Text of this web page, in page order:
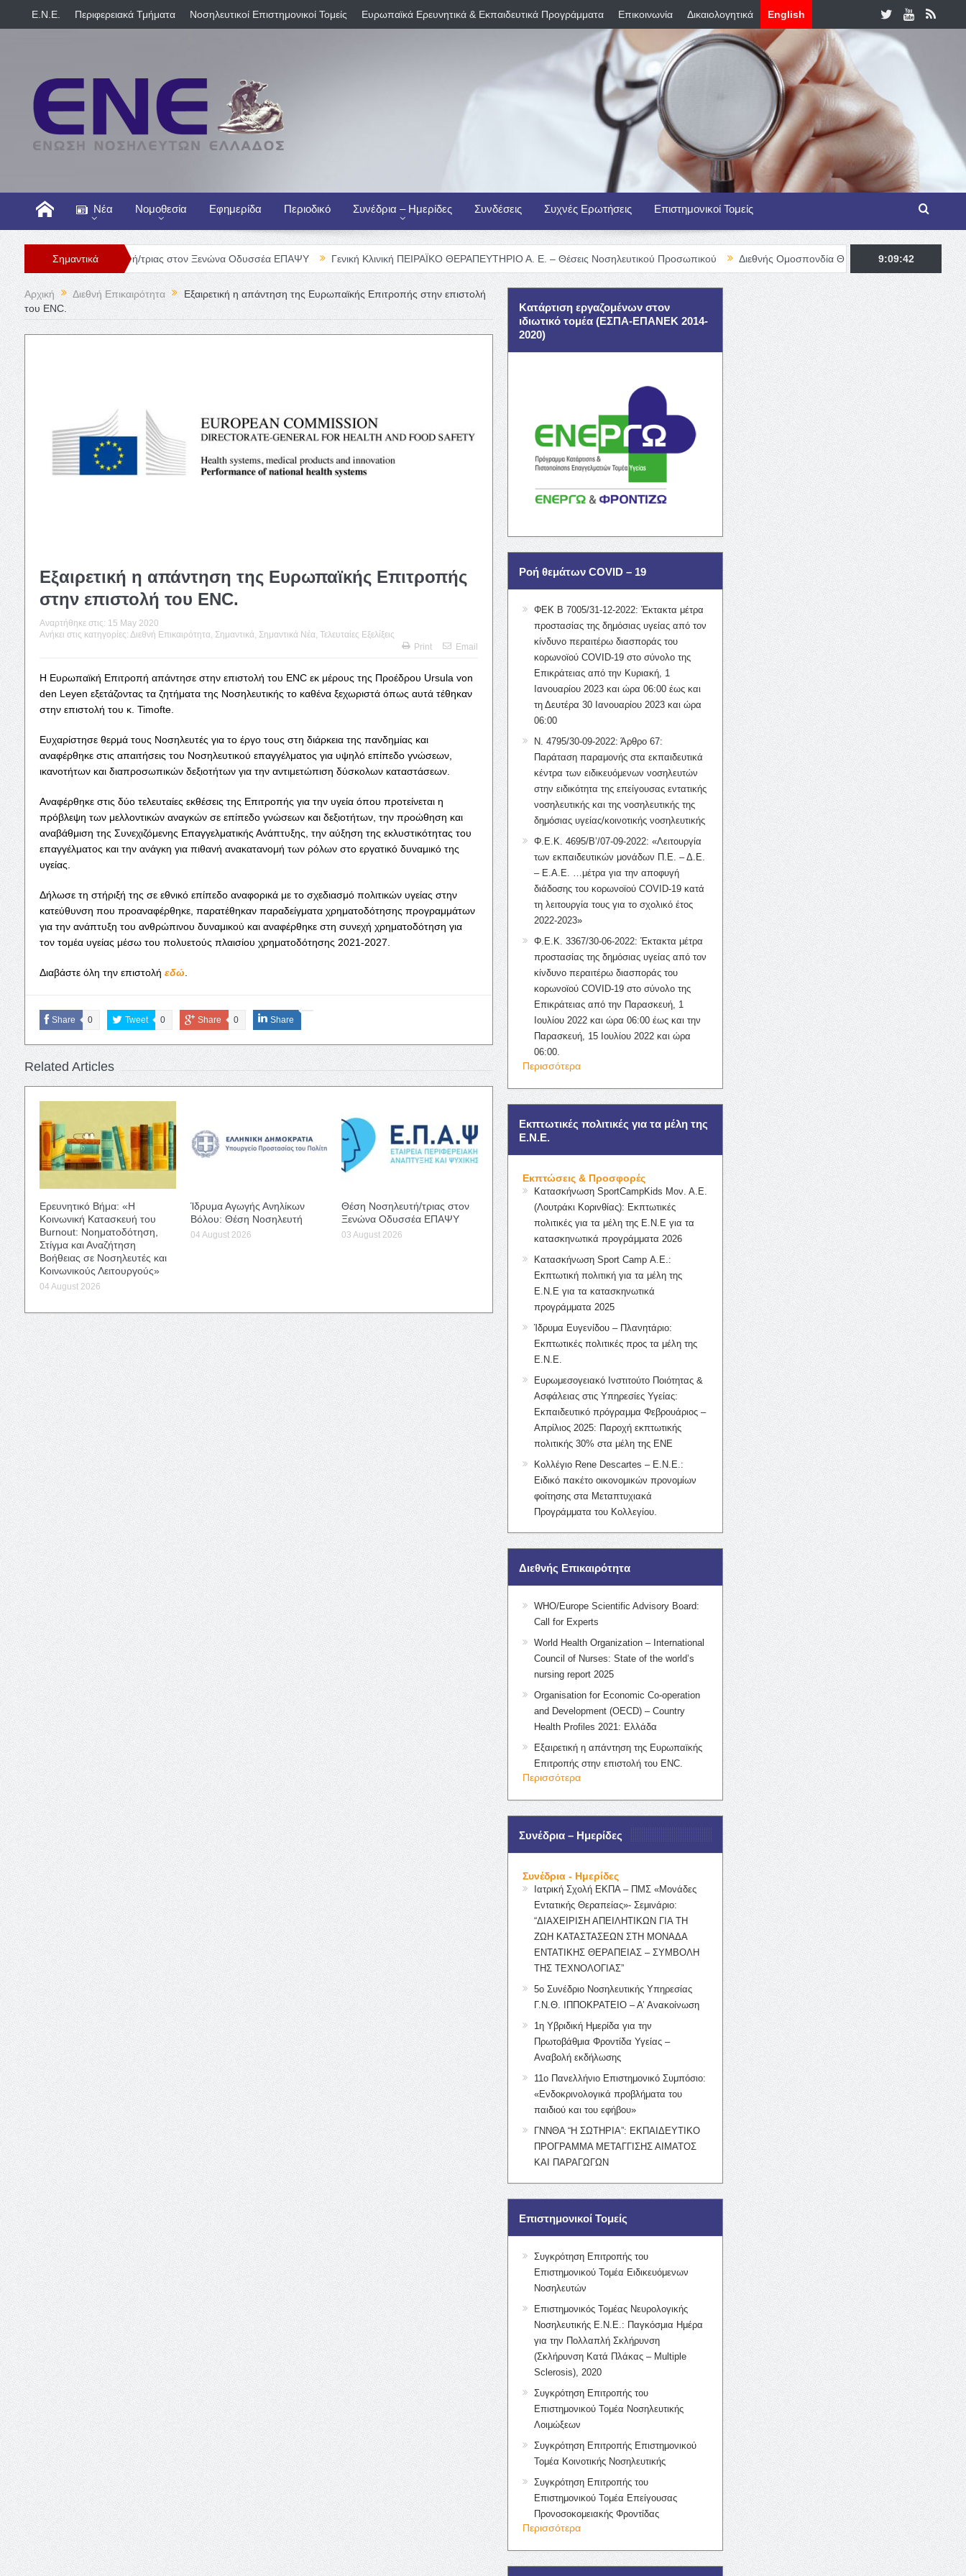
E.N.E. Περιφερειακά Τμήματα Νοσηλευτικοί Επιστημονικοί Τομείς Ευρωπαϊκά Ερευνητικά & Εκπαιδευτικά Προγράμματα Επικοινωνία Δικαιολογητικά English
Νέα Νομοθεσία Εφημερίδα Περιοδικό Συνέδρια – Ημερίδες Συνδέσεις Συχνές Ερωτήσεις Επιστημονικοί Τομείς
Σημαντικά
Νοσηλευτή/τριας στον Ξενώνα Οδυσσέα ΕΠΑΨΥ Γενική Κλινική ΠΕΙΡΑΪΚΟ ΘΕΡΑΠΕΥΤΗΡΙΟ Α. Ε. – Θέσεις Νοσηλευτικού Προσωπικού Διεθνής Ομοσπονδία Θαλασσαιμίας – TIF Fellowship
9:09:43
Αρχική Διεθνή Επικαιρότητα
Εξαιρετική η απάντηση της Ευρωπαϊκής Επιτροπής στην επιστολή
του ENC.
Εξαιρετική η απάντηση της Ευρωπαϊκής Επιτροπής
στην επιστολή του ENC.
Αναρτήθηκε στις: 15 May 2020
Ανήκει στις κατηγορίες: Διεθνή Επικαιρότητα Σημαντικά Σημαντικά Νέα Τελευταίες Εξελίξεις
Print
Email
Η Ευρωπαϊκή Επιτροπή απάντησε στην επιστολή του ENC εκ μέρους της Προέδρου Ursula von
den Leyen εξετάζοντας τα ζητήματα της Νοσηλευτικής το καθένα ξεχωριστά όπως αυτά τέθηκαν
στην επιστολή του κ. Timofte.
Ευχαρίστησε θερμά τους Νοσηλευτές για το έργο τους στη διάρκεια της πανδημίας και
αναφέρθηκε στις απαιτήσεις του Νοσηλευτικού επαγγέλματος για υψηλό επίπεδο γνώσεων,
ικανοτήτων και διαπροσωπικών δεξιοτήτων για την αντιμετώπιση δύσκολων καταστάσεων.
Αναφέρθηκε στις δύο τελευταίες εκθέσεις της Επιτροπής για την υγεία όπου προτείνεται η
πρόβλεψη των μελλοντικών αναγκών σε επίπεδο γνώσεων και δεξιοτήτων, την προώθηση και
αναβάθμιση της Συνεχιζόμενης Επαγγελματικής Ανάπτυξης, την αύξηση της εκλυστικότητας του
επαγγέλματος και την ανάγκη για πιθανή ανακατανομή των ρόλων στο εργατικό δυναμικό της
υγείας.
Δήλωσε τη στήριξή της σε εθνικό επίπεδο αναφορικά με το σχεδιασμό πολιτικών υγείας στην
κατεύθυνση που προαναφέρθηκε, παρατέθηκαν παραδείγματα χρηματοδότησης προγραμμάτων
για την ανάπτυξη του ανθρώπινου δυναμικού και αναφέρθηκε στη συνεχή χρηματοδότηση για
τον τομέα υγείας μέσω του πολυετούς πλαισίου χρηματοδότησης 2021-2027.
Διαβάστε όλη την επιστολή εδώ.
Share 0 Tweet 0 Share 0 Share
Related Articles
Ερευνητικό Βήμα: «Η
Κοινωνική Κατασκευή του
Burnout: Νοηματοδότηση,
Στίγμα και Αναζήτηση
Βοήθειας σε Νοσηλευτές και
Κοινωνικούς Λειτουργούς»
04 August 2026
Ίδρυμα Αγωγής Ανηλίκων
Βόλου: Θέση Νοσηλευτή
04 August 2026
Θέση Νοσηλευτή/τριας στον
Ξενώνα Οδυσσέα ΕΠΑΨΥ
03 August 2026
Κατάρτιση εργαζομένων στον
ιδιωτικό τομέα (ΕΣΠΑ-ΕΠΑΝΕΚ 2014-
2020)
Ροή θεμάτων COVID – 19
ΦΕΚ Β 7005/31-12-2022: Έκτακτα μέτρα
προστασίας της δημόσιας υγείας από τον
κίνδυνο περαιτέρω διασποράς του
κορωνοϊού COVID-19 στο σύνολο της
Επικράτειας από την Κυριακή, 1
Ιανουαρίου 2023 και ώρα 06:00 έως και
τη Δευτέρα 30 Ιανουαρίου 2023 και ώρα
06:00
Ν. 4795/30-09-2022: Άρθρο 67:
Παράταση παραμονής στα εκπαιδευτικά
κέντρα των ειδικευόμενων νοσηλευτών
στην ειδικότητα της επείγουσας εντατικής
νοσηλευτικής και της νοσηλευτικής της
δημόσιας υγείας/κοινοτικής νοσηλευτικής
Φ.Ε.Κ. 4695/Β’/07-09-2022: «Λειτουργία
των εκπαιδευτικών μονάδων Π.Ε. – Δ.Ε.
– Ε.Α.Ε. …μέτρα για την αποφυγή
διάδοσης του κορωνοϊού COVID-19 κατά
τη λειτουργία τους για το σχολικό έτος
2022-2023»
Φ.Ε.Κ. 3367/30-06-2022: Έκτακτα μέτρα
προστασίας της δημόσιας υγείας από τον
κίνδυνο περαιτέρω διασποράς του
κορωνοϊού COVID-19 στο σύνολο της
Επικράτειας από την Παρασκευή, 1
Ιουλίου 2022 και ώρα 06:00 έως και την
Παρασκευή, 15 Ιουλίου 2022 και ώρα
06:00.
Περισσότερα
Εκπτωτικές πολιτικές για τα μέλη της
Ε.Ν.Ε.
Εκπτώσεις & Προσφορές
Κατασκήνωση SportCampKids Μον. Α.Ε.
(Λουτράκι Κορινθίας): Εκπτωτικές
πολιτικές για τα μέλη της Ε.Ν.Ε για τα
κατασκηνωτικά προγράμματα 2026
Κατασκήνωση Sport Camp Α.Ε.:
Εκπτωτική πολιτική για τα μέλη της
Ε.Ν.Ε για τα κατασκηνωτικά
προγράμματα 2025
Ίδρυμα Ευγενίδου – Πλανητάριο:
Εκπτωτικές πολιτικές προς τα μέλη της
Ε.Ν.Ε.
Ευρωμεσογειακό Ινστιτούτο Ποιότητας &
Ασφάλειας στις Υπηρεσίες Υγείας:
Εκπαιδευτικό πρόγραμμα Φεβρουάριος –
Απρίλιος 2025: Παροχή εκπτωτικής
πολιτικής 30% στα μέλη της ΕΝΕ
Κολλέγιο Rene Descartes – Ε.Ν.Ε.:
Ειδικό πακέτο οικονομικών προνομίων
φοίτησης στα Μεταπτυχιακά
Προγράμματα του Κολλεγίου.
Διεθνής Επικαιρότητα
WHO/Europe Scientific Advisory Board:
Call for Experts
World Health Organization – International
Council of Nurses: State of the world’s
nursing report 2025
Organisation for Economic Co-operation
and Development (OECD) – Country
Health Profiles 2021: Ελλάδα
Εξαιρετική η απάντηση της Ευρωπαϊκής
Επιτροπής στην επιστολή του ENC.
Περισσότερα
Συνέδρια – Ημερίδες
Συνέδρια - Ημερίδες
Ιατρική Σχολή ΕΚΠΑ – ΠΜΣ «Μονάδες
Εντατικής Θεραπείας»- Σεμινάριο:
“ΔΙΑΧΕΙΡΙΣΗ ΑΠΕΙΛΗΤΙΚΩΝ ΓΙΑ ΤΗ
ΖΩΗ ΚΑΤΑΣΤΑΣΕΩΝ ΣΤΗ ΜΟΝΑΔΑ
ΕΝΤΑΤΙΚΗΣ ΘΕΡΑΠΕΙΑΣ – ΣΥΜΒΟΛΗ
ΤΗΣ ΤΕΧΝΟΛΟΓΙΑΣ”
5ο Συνέδριο Νοσηλευτικής Υπηρεσίας
Γ.Ν.Θ. ΙΠΠΟΚΡΑΤΕΙΟ – Α’ Ανακοίνωση
1η Υβριδική Ημερίδα για την
Πρωτοβάθμια Φροντίδα Υγείας –
Αναβολή εκδήλωσης
11ο Πανελλήνιο Επιστημονικό Συμπόσιο:
«Ενδοκρινολογικά προβλήματα του
παιδιού και του εφήβου»
ΓΝΝΘΑ “Η ΣΩΤΗΡΙΑ”: ΕΚΠΑΙΔΕΥΤΙΚΟ
ΠΡΟΓΡΑΜΜΑ ΜΕΤΑΓΓΙΣΗΣ ΑΙΜΑΤΟΣ
ΚΑΙ ΠΑΡΑΓΩΓΩΝ
Επιστημονικοί Τομείς
Συγκρότηση Επιτροπής του
Επιστημονικού Τομέα Ειδικευόμενων
Νοσηλευτών
Επιστημονικός Τομέας Νευρολογικής
Νοσηλευτικής Ε.Ν.Ε.: Παγκόσμια Ημέρα
για την Πολλαπλή Σκλήρυνση
(Σκλήρυνση Κατά Πλάκας – Multiple
Sclerosis), 2020
Συγκρότηση Επιτροπής του
Επιστημονικού Τομέα Νοσηλευτικής
Λοιμώξεων
Συγκρότηση Επιτροπής Επιστημονικού
Τομέα Κοινοτικής Νοσηλευτικής
Συγκρότηση Επιτροπής του
Επιστημονικού Τομέα Επείγουσας
Προνοσοκομειακής Φροντίδας
Περισσότερα